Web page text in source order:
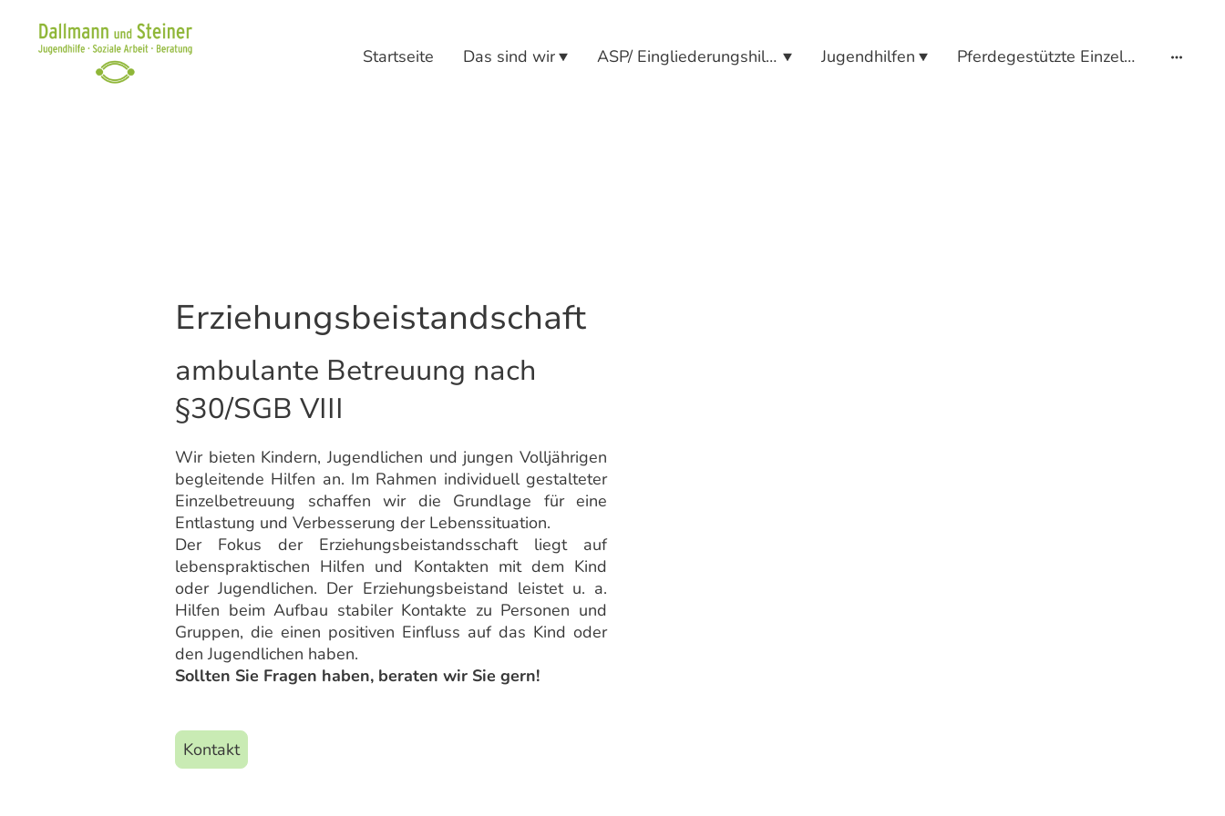
Startseite Das sind wir ASP/ Eingliederungshilfen Jugendhilfen Pferdegestützte Einzelbetreuung
Erziehungsbeistandschaft
ambulante Betreuung nach
§30/SGB VIII
Wir bieten Kindern, Jugendlichen und jungen Volljährigen
begleitende Hilfen an. Im Rahmen individuell gestalteter
Einzelbetreuung schaffen wir die Grundlage für eine
Entlastung und Verbesserung der Lebenssituation.
Der Fokus der Erziehungsbeistandsschaft liegt auf
lebenspraktischen Hilfen und Kontakten mit dem Kind
oder Jugendlichen. Der Erziehungsbeistand leistet u. a.
Hilfen beim Aufbau stabiler Kontakte zu Personen und
Gruppen, die einen positiven Einfluss auf das Kind oder
den Jugendlichen haben.
Sollten Sie Fragen haben, beraten wir Sie gern!
Kontakt